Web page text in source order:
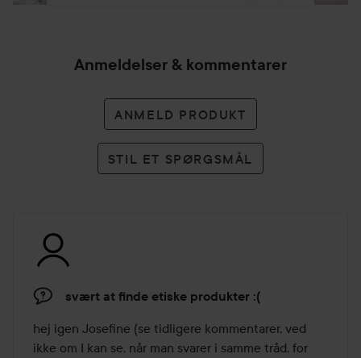
Anmeldelser & kommentarer
ANMELD PRODUKT
STIL ET SPØRGSMÅL
svært at finde etiske produkter :(
hej igen Josefine (se tidligere kommentarer, ved
ikke om I kan se, når man svarer i samme tråd, for